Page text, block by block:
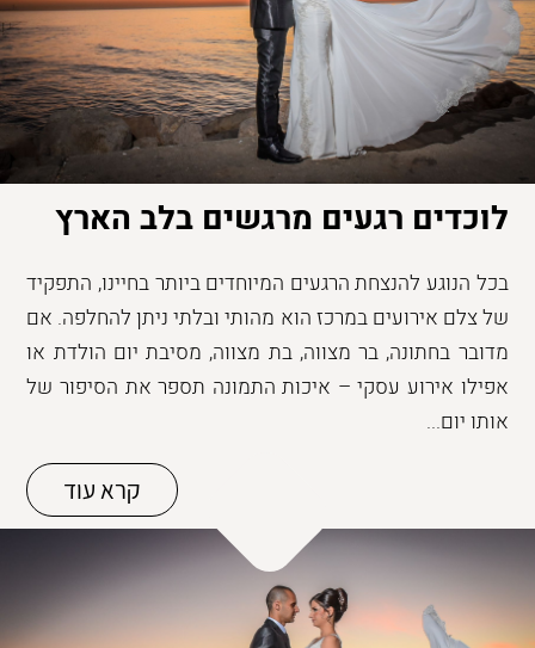
לוכדים רגעים מרגשים בלב הארץ
בכל הנוגע להנצחת הרגעים המיוחדים ביותר בחיינו, התפקיד
של צלם אירועים במרכז הוא מהותי ובלתי ניתן להחלפה. אם
מדובר בחתונה, בר מצווה, בת מצווה, מסיבת יום הולדת או
אפילו אירוע עסקי – איכות התמונה תספר את הסיפור של
אותו יום...
קרא עוד